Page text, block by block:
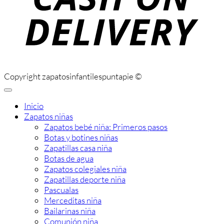
Copyright zapatosinfantilespuntapie ©
Inicio
Zapatos niñas
Zapatos bebé niña: Primeros pasos
Botas y botines niñas
Zapatillas casa niña
Botas de agua
Zapatos colegiales niña
Zapatillas deporte niña
Pascualas
Merceditas niña
Bailarinas niña
Comunión niña